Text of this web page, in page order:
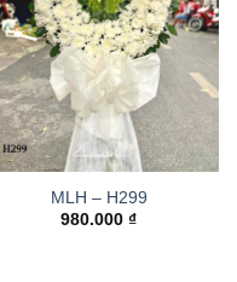
MLH – H299
980.000 ₫